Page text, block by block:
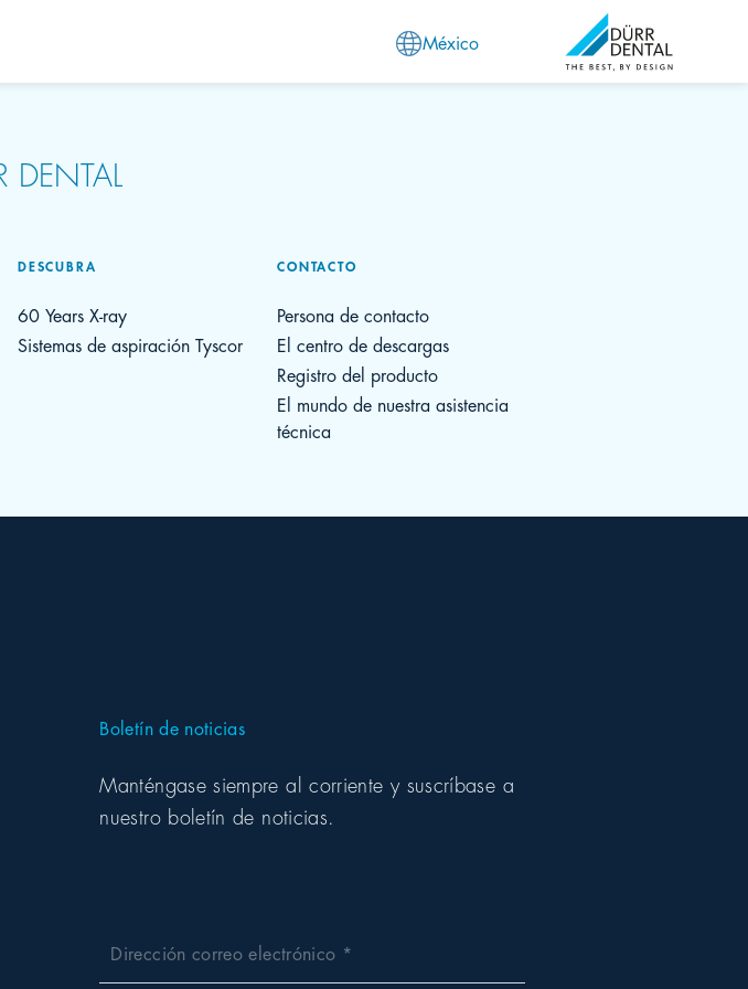
México
DENTAL
DESCUBRA
60 Years X-ray
Sistemas de aspiración Tyscor
CONTACTO
Persona de contacto
El centro de descargas
Registro del producto
El mundo de nuestra asistencia
técnica
Boletín de noticias
Manténgase siempre al corriente y suscríbase a
nuestro boletín de noticias.
Dirección correo electrónico